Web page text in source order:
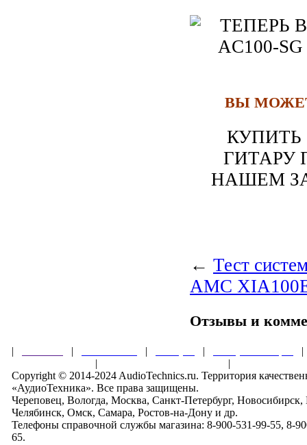
ВЫ
КУПИТЬ
ГИТАРУ
НАШЕМ
← Тест
AMC
Отзывы и
| | | |
|
|
Copyright © 2014-2024 AudioTechnics.ru. Территория
«АудиоТехника». Все права защищены.
Череповец, Вологда, Москва, Санкт-Петербург,
Челябинск, Омск, Самара, Ростов-на-Дону и др.
Телефоны справочной службы магазина: 8-900-531-99-55, 8-
65.